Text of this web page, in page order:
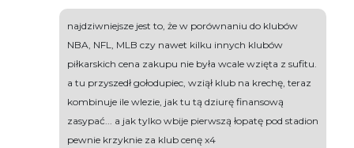
najdziwniejsze jest to, że w porównaniu do klubów
NBA, NFL, MLB czy nawet kilku innych klubów
piłkarskich cena zakupu nie była wcale wzięta z sufitu.
a tu przyszedł gołodupiec, wziął klub na krechę, teraz
kombinuje ile wlezie, jak tu tą dziurę finansową
zasypać... a jak tylko wbije pierwszą łopatę pod stadion
pewnie krzyknie za klub cenę x4